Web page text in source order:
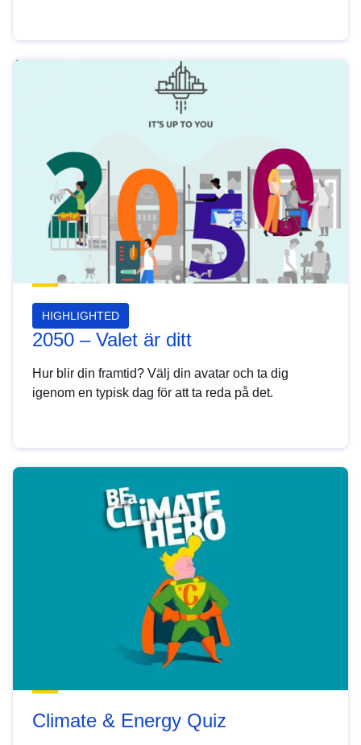
HIGHLIGHTED
2050 – Valet är ditt
Hur blir din framtid? Välj din avatar och ta dig
igenom en typisk dag för att ta reda på det.
Climate & Energy Quiz